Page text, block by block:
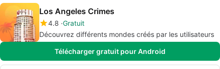
Los Angeles Crimes
4.8 Gratuit
Découvrez différents mondes créés par les utilisateurs
Télécharger gratuit pour Android